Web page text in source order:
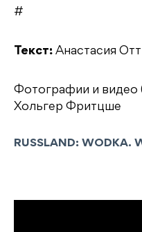
#
Текст: Анастасия Отт
Фотографии и видео
Хольгер Фритцше
RUSSLAND: WODKA.